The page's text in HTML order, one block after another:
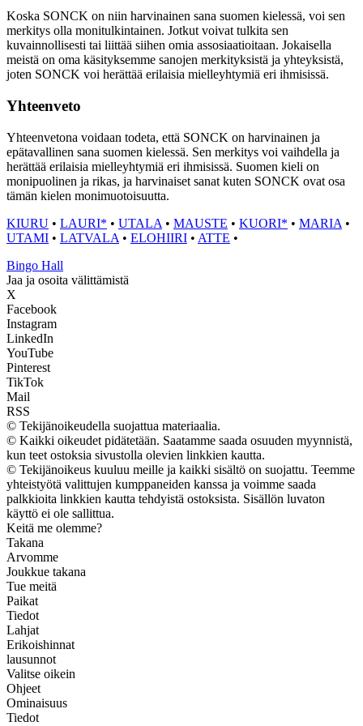
Koska SONCK on niin harvinainen sana suomen kielessä, voi sen
merkitys olla monitulkintainen. Jotkut voivat tulkita sen
kuvainnollisesti tai liittää siihen omia assosiaatioitaan. Jokaisella
meistä on oma käsityksemme sanojen merkityksistä ja yhteyksistä,
joten SONCK voi herättää erilaisia mielleyhtymiä eri ihmisissä.
Yhteenveto
Yhteenvetona voidaan todeta, että SONCK on harvinainen ja
epätavallinen sana suomen kielessä. Sen merkitys voi vaihdella ja
herättää erilaisia mielleyhtymiä eri ihmisissä. Suomen kieli on
monipuolinen ja rikas, ja harvinaiset sanat kuten SONCK ovat osa
tämän kielen monimuotoisuutta.
KIURU • LAURI* • UTALA • MAUSTE • KUORI* • MARIA •
UTAMI • LATVALA • ELOHIIRI • ATTE •
Bingo Hall
Jaa ja osoita välittämistä
X
Facebook
Instagram
LinkedIn
YouTube
Pinterest
TikTok
Mail
RSS
© Tekijänoikeudella suojattua materiaalia.
© Kaikki oikeudet pidätetään. Saatamme saada osuuden myynnistä,
kun teet ostoksia sivustolla olevien linkkien kautta.
© Tekijänoikeus kuuluu meille ja kaikki sisältö on suojattu. Teemme
yhteistyötä valittujen kumppaneiden kanssa ja voimme saada
palkkioita linkkien kautta tehdyistä ostoksista. Sisällön luvaton
käyttö ei ole sallittua.
Keitä me olemme?
Takana
Arvomme
Joukkue takana
Tue meitä
Paikat
Tiedot
Lahjat
Erikoishinnat
lausunnot
Valitse oikein
Ohjeet
Ominaisuus
Tiedot